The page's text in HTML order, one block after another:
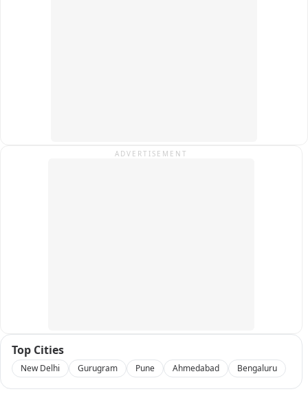
ADVERTISEMENT
Top Cities
New Delhi Gurugram Pune Ahmedabad Bengaluru